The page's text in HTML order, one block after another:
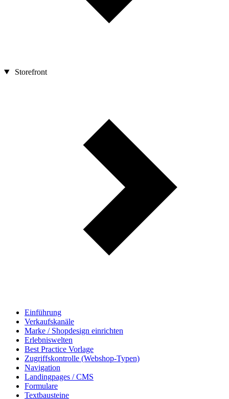
Storefront
Einführung
Verkaufskanäle
Marke / Shopdesign einrichten
Erlebniswelten
Best Practice Vorlage
Zugriffskontrolle (Webshop-Typen)
Navigation
Landingpages / CMS
Formulare
Textbausteine